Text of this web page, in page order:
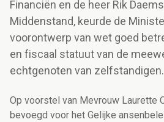
Financiën en de heer Rik
Middenstand, keurde de
voorontwerp van wet goed
en fiscaal statuut van de
echtgenoten van zelfstandigen.
Op voorstel van Mevrouw Laurette
bevoegd voor het Gelijke